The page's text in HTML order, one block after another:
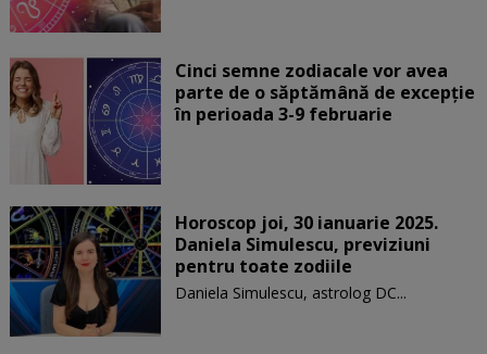
Cinci semne zodiacale vor avea
parte de o săptămână de excepție
în perioada 3-9 februarie
Horoscop joi, 30 ianuarie 2025.
Daniela Simulescu, previziuni
pentru toate zodiile
Daniela Simulescu, astrolog DC...